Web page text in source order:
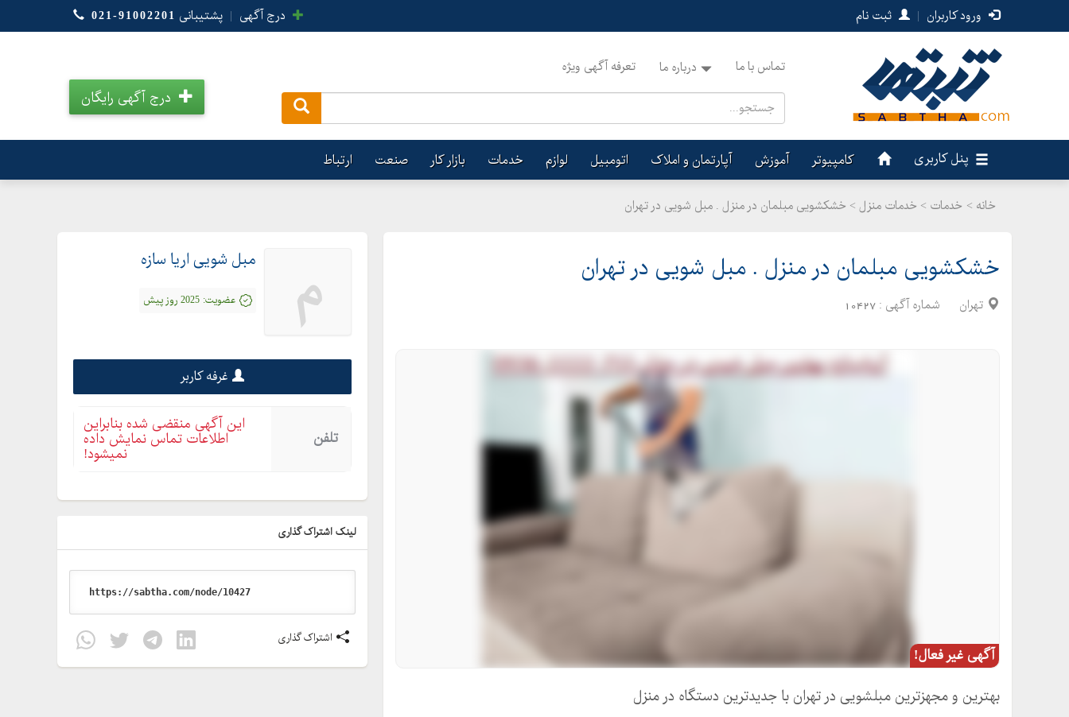
ورود کاربران | ثبت نام درج آگهی | پشتیبانی 021-91002201
تماس با ما درباره ما تعرفه آگهی ویژه
درج آگهی رایگان
پنل کاربری کامپیوتر آموزش آپارتمان و املاک اتومبیل لوازم خدمات بازار کار صنعت ارتباط
خانه > خدمات > خدمات منزل > خشکشویی مبلمان در منزل . مبل شویی در تهران
خشکشویی مبلمان در منزل . مبل شویی در تهران
تهران شماره آگهی : 10427
آگهی غیر فعال!
بهترین و مجهزترین مبلشویی در تهران با جدیدترین دستگاه در منزل
م مبل شویی اریا سازه
عضویت: 2025 روز پیش
غرفه کاربر
تلفن
این آگهی منقضی شده بنابراین
اطلاعات تماس نمایش داده
نمیشود!
لینک اشتراک گذاری
اشتراک گذاری